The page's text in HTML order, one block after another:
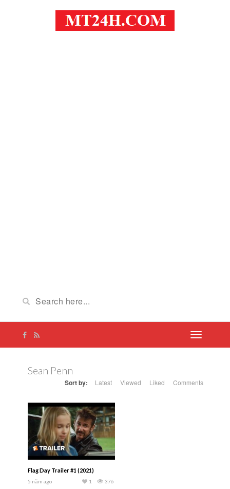
Sean Penn
Sort by: Latest Viewed Liked Comments
Flag Day Trailer #1 (2021)
5 năm ago 376
1